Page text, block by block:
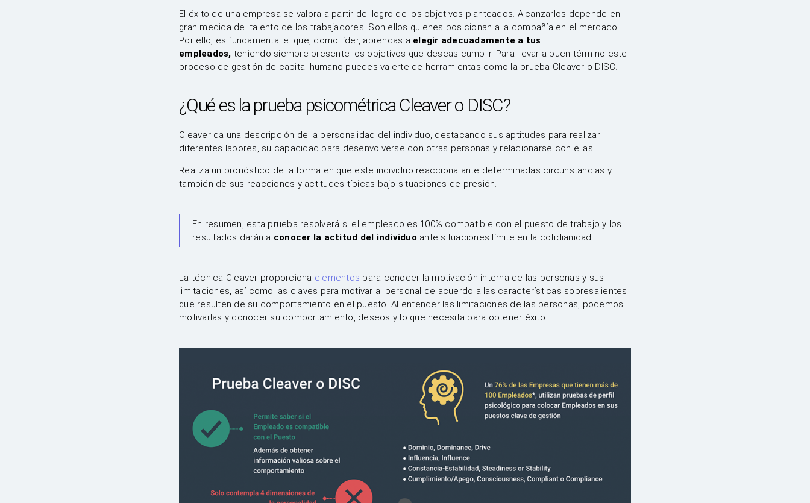
El éxito de una empresa se valora a partir del logro de los objetivos planteados. Alcanzarlos depende en
gran medida del talento de los trabajadores. Son ellos quienes posicionan a la compañía en el mercado.
Por ello, es fundamental el que, como líder, aprendas a elegir adecuadamente a tus
empleados, teniendo siempre presente los objetivos que deseas cumplir. Para llevar a buen término este
proceso de gestión de capital humano puedes valerte de herramientas como la prueba Cleaver o DISC.
¿Qué es la prueba psicométrica Cleaver o DISC?
Cleaver da una descripción de la personalidad del individuo, destacando sus aptitudes para realizar
diferentes labores, su capacidad para desenvolverse con otras personas y relacionarse con ellas.
Realiza un pronóstico de la forma en que este individuo reacciona ante determinadas circunstancias y
también de sus reacciones y actitudes típicas bajo situaciones de presión.
En resumen, esta prueba resolverá si el empleado es 100% compatible con el puesto de trabajo y los
resultados darán a conocer la actitud del individuo ante situaciones límite en la cotidianidad.
La técnica Cleaver proporciona elementos para conocer la motivación interna de las personas y sus
limitaciones, así como las claves para motivar al personal de acuerdo a las características sobresalientes
que resulten de su comportamiento en el puesto. Al entender las limitaciones de las personas, podemos
motivarlas y conocer su comportamiento, deseos y lo que necesita para obtener éxito.